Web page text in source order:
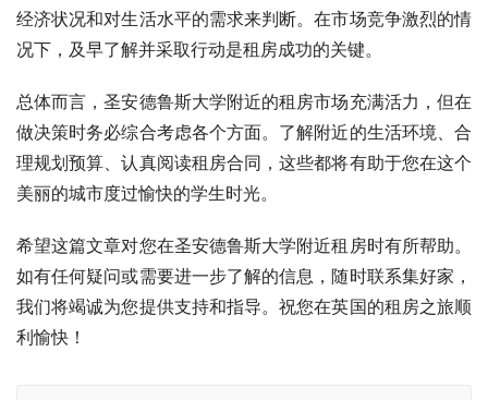
经济状况和对生活水平的需求来判断。在市场竞争激烈的情
况下，及早了解并采取行动是租房成功的关键。
总体而言，圣安德鲁斯大学附近的租房市场充满活力，但在
做决策时务必综合考虑各个方面。了解附近的生活环境、合
理规划预算、认真阅读租房合同，这些都将有助于您在这个
美丽的城市度过愉快的学生时光。
希望这篇文章对您在圣安德鲁斯大学附近租房时有所帮助。
如有任何疑问或需要进一步了解的信息，随时联系集好家，
我们将竭诚为您提供支持和指导。祝您在英国的租房之旅顺
利愉快！